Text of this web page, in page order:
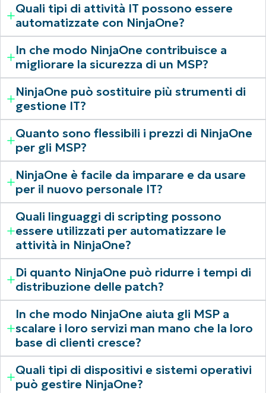
Quali tipi di attività IT possono essere
automatizzate con NinjaOne?
In che modo NinjaOne contribuisce a
migliorare la sicurezza di un MSP?
NinjaOne può sostituire più strumenti di
gestione IT?
Quanto sono flessibili i prezzi di NinjaOne
per gli MSP?
NinjaOne è facile da imparare e da usare
per il nuovo personale IT?
Quali linguaggi di scripting possono
essere utilizzati per automatizzare le
attività in NinjaOne?
Di quanto NinjaOne può ridurre i tempi di
distribuzione delle patch?
In che modo NinjaOne aiuta gli MSP a
scalare i loro servizi man mano che la loro
base di clienti cresce?
Quali tipi di dispositivi e sistemi operativi
può gestire NinjaOne?